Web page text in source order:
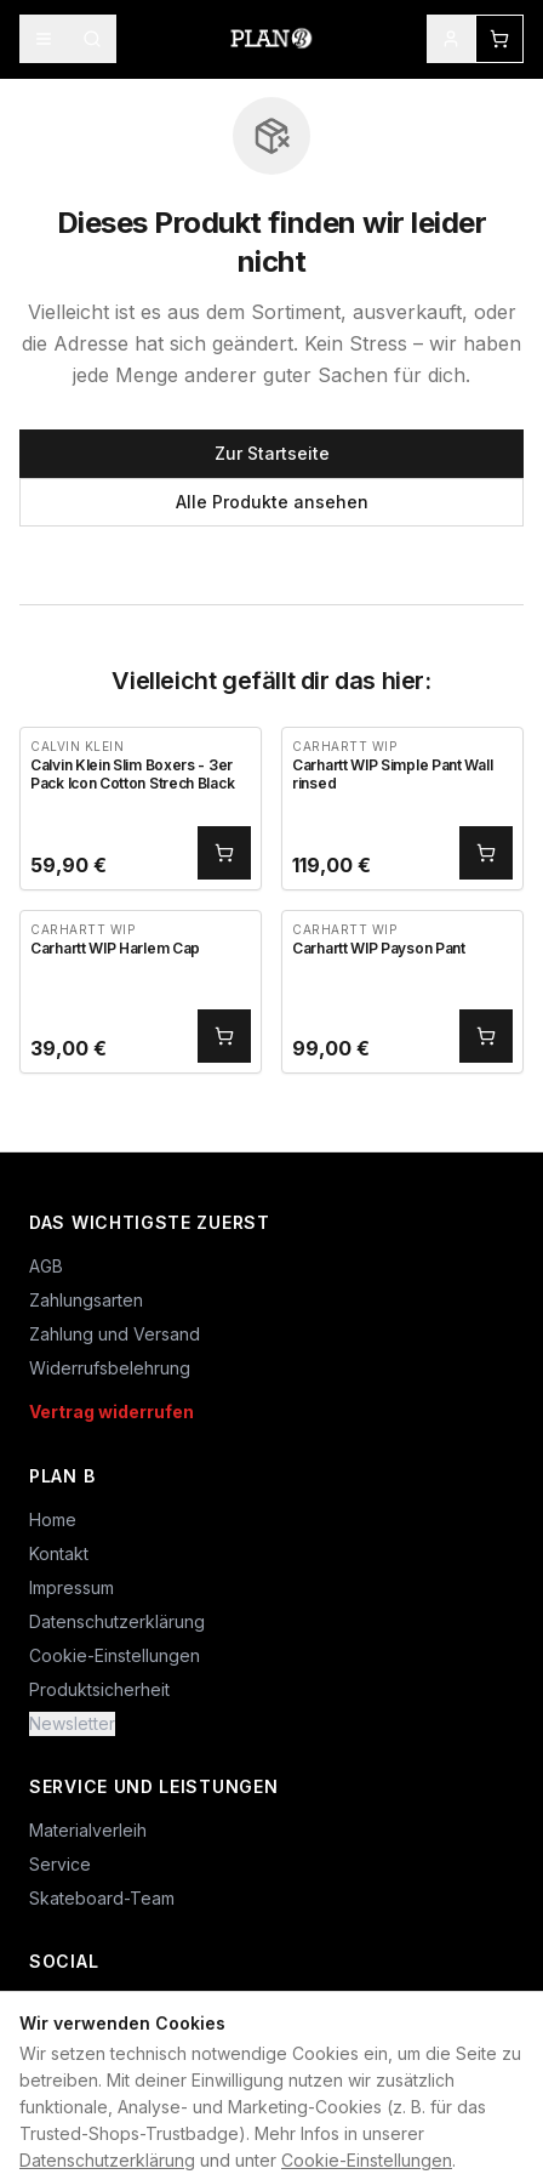
Wir verwenden Cookies
Wir setzen technisch notwendige Cookies ein, um die Seite zu
betreiben. Mit deiner Einwilligung nutzen wir zusätzlich
funktionale, Analyse- und Marketing-Cookies (z. B. für das
Trusted-Shops-Trustbadge). Mehr Infos in unserer
Datenschutzerklärung und unter Cookie-Einstellungen.
Dieses Produkt finden wir leider
nicht
Vielleicht ist es aus dem Sortiment, ausverkauft, oder
die Adresse hat sich geändert. Kein Stress – wir haben
jede Menge anderer guter Sachen für dich.
Zur Startseite
Alle Produkte ansehen
Vielleicht gefällt dir das hier:
CALVIN KLEIN
Calvin Klein Slim Boxers - 3er
Pack Icon Cotton Strech Black
59,90 €
CARHARTT WIP
Carhartt WIP Simple Pant Wall
rinsed
119,00 €
CARHARTT WIP
Carhartt WIP Harlem Cap
39,00 €
CARHARTT WIP
Carhartt WIP Payson Pant
99,00 €
DAS WICHTIGSTE ZUERST
AGB
Zahlungsarten
Zahlung und Versand
Widerrufsbelehrung
Vertrag widerrufen
PLAN B
Home
Kontakt
Impressum
Datenschutzerklärung
Cookie-Einstellungen
Produktsicherheit
Newsletter
SERVICE UND LEISTUNGEN
Materialverleih
Service
Skateboard-Team
SOCIAL
+49 234 687 00 38
shop@plan-b-funsport.de
Sichere Zahlung mit: